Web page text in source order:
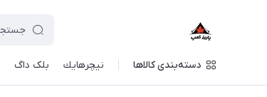
دسته‌بندی کالاها نيچرهايك بلک داگ